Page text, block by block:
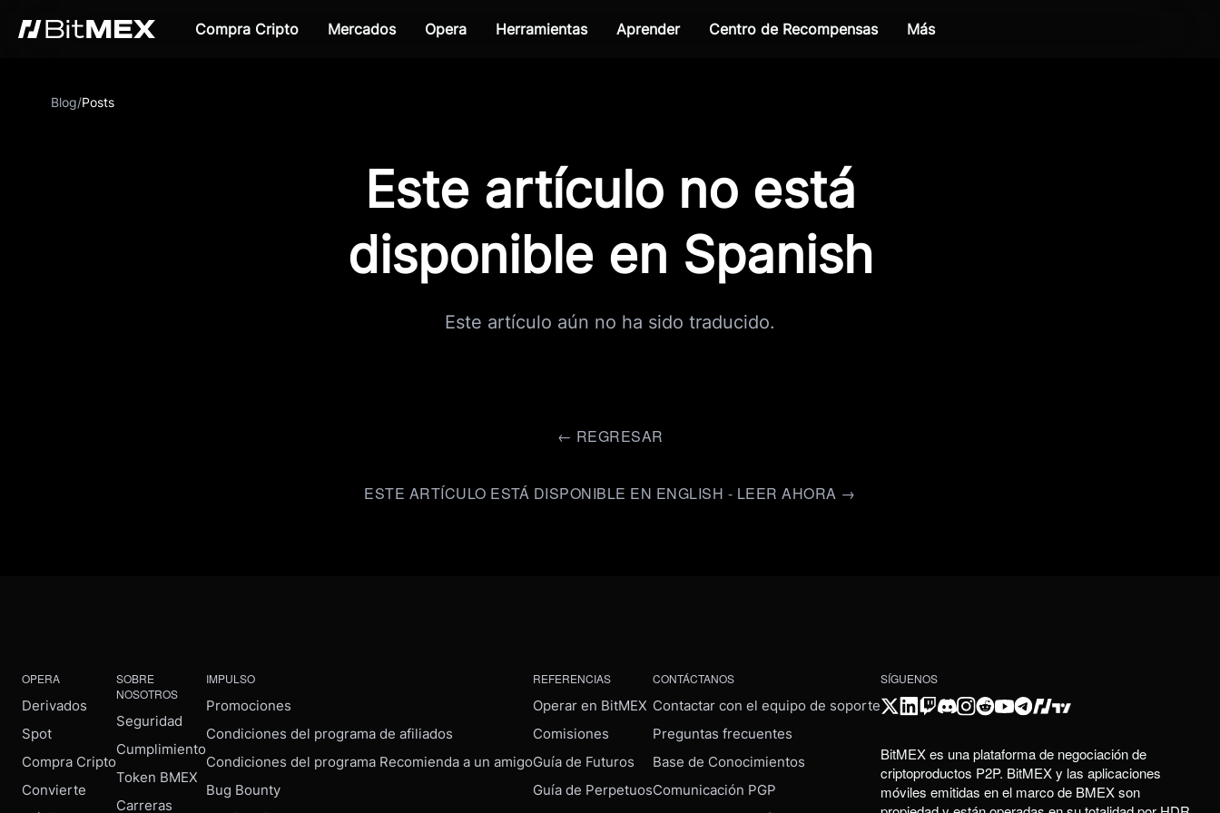
Compra Cripto Mercados Opera Herramientas Aprender Centro de Recompensas Más
Blog/Posts
Este artículo no está
disponible en Spanish
Este artículo aún no ha sido traducido.
← REGRESAR
ESTE ARTÍCULO ESTÁ DISPONIBLE EN ENGLISH - LEER AHORA →
OPERA
Derivados
Spot
Compra Cripto
Convierte
SOBRE
NOSOTROS
Seguridad
Cumplimiento
Token BMEX
Carreras
IMPULSO
Promociones
Condiciones del programa de afiliados
Condiciones del programa Recomienda a un amigo
Bug Bounty
REFERENCIAS
Operar en BitMEX
Comisiones
Guía de Futuros
Guía de Perpetuos
CONTÁCTANOS
Contactar con el equipo de soporte
Preguntas frecuentes
Base de Conocimientos
Comunicación PGP
SÍGUENOS
BitMEX es una plataforma de negociación de
criptoproductos P2P. BitMEX y las aplicaciones
móviles emitidas en el marco de BMEX son